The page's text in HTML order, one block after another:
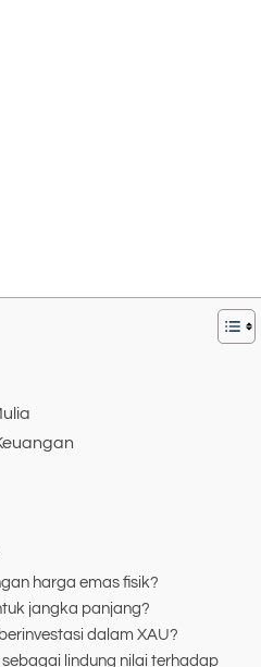
harga emas fisik?
jangka panjang?
dalam XAU?
lindung nilai terhadap